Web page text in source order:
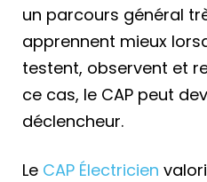
un parcours général
apprennent mieux
testent, observent et
ce cas, le CAP peut
déclencheur.
Le CAP Électricien